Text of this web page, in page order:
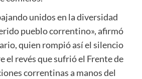
unidos en la diversidad
pueblo correntino», afirmó
quien rompió así el silencio
el revés que sufrió el Frente de
correntinas a manos del